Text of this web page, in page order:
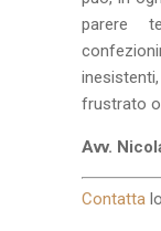
parere
frustrato
Avv.
Contatta